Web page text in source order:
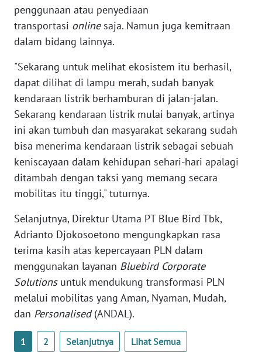
penggunaan atau penyediaan
transportasi onlinesaja. Namun juga kemitraan
dalam bidang lainnya.
"Sekarang untuk melihat ekosistem itu berhasil,
dapat dilihat di lampu merah, sudah banyak
kendaraan listrik berhamburan di jalan-jalan.
Sekarang kendaraan listrik mulai banyak, artinya
ini akan tumbuh dan masyarakat sekarang sudah
bisa menerima kendaraan listrik sebagai sebuah
keniscayaan dalam kehidupan sehari-hari apalagi
ditambah dengan taksi yang memang secara
mobilitas itu tinggi," tuturnya.
Selanjutnya, Direktur Utama PT Blue Bird Tbk,
Adrianto Djokosoetono mengungkapkan rasa
terima kasih atas kepercayaan PLN dalam
menggunakan layanan Bluebird Corporate
Solutions untuk mendukung transformasi PLN
melalui mobilitas yang Aman, Nyaman, Mudah,
dan Personalised(ANDAL).
1 2 Selanjutnya Lihat Semua
JAMBI
WN
WN
NTB
WN
WN
SULBAR
WN
BABEL
SUMBAR
WN
SUMSEL
WN